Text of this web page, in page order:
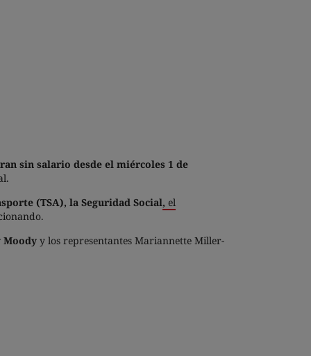
sin salario desde el miércoles 1 de
(TSA), la Seguridad Social, el
Moody y los representantes Mariannette Miller-